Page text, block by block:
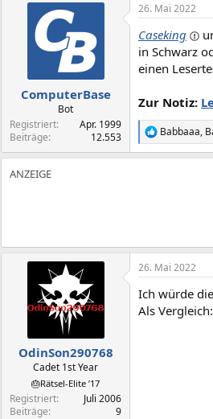
ComputerBase
Bot
Registriert
Apr. 1999
Beiträge
12.553
26. Mai 2022
Caseking
in Schwarz
einen
Zur Notiz:
R
e
a
n
:
Babbaaa,
OdinSon290768
Cadet 1st Year
🎂Rätsel-Elite ’17
Registriert
Juli 2006
Beiträge
9
26. Mai 2022
Ich würde
Als